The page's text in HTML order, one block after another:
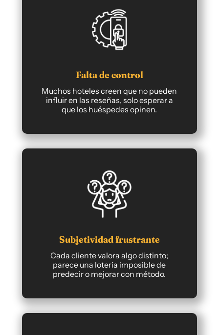
Falta de control
Muchos hoteles creen que no pueden
influir en las reseñas, solo esperar a
que los huéspedes opinen.
Subjetividad frustrante
Cada cliente valora algo distinto;
parece una lotería imposible de
predecir o mejorar con método.